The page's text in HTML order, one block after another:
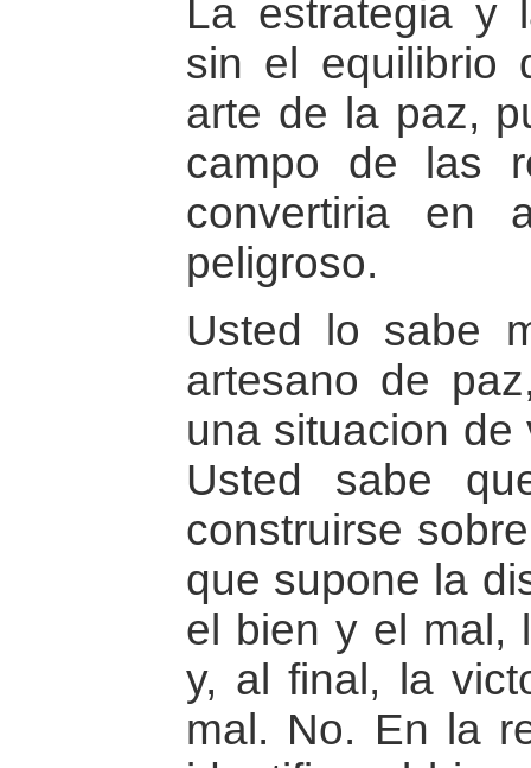
La estrategia y
sin el equilibrio
arte de la paz,
campo de las
convertiria en
peligroso.
Usted lo sabe
artesano de
una situacion de
Usted sabe
construirse
que supone la
el bien y el mal,
y, al final, la
mal. No. En la